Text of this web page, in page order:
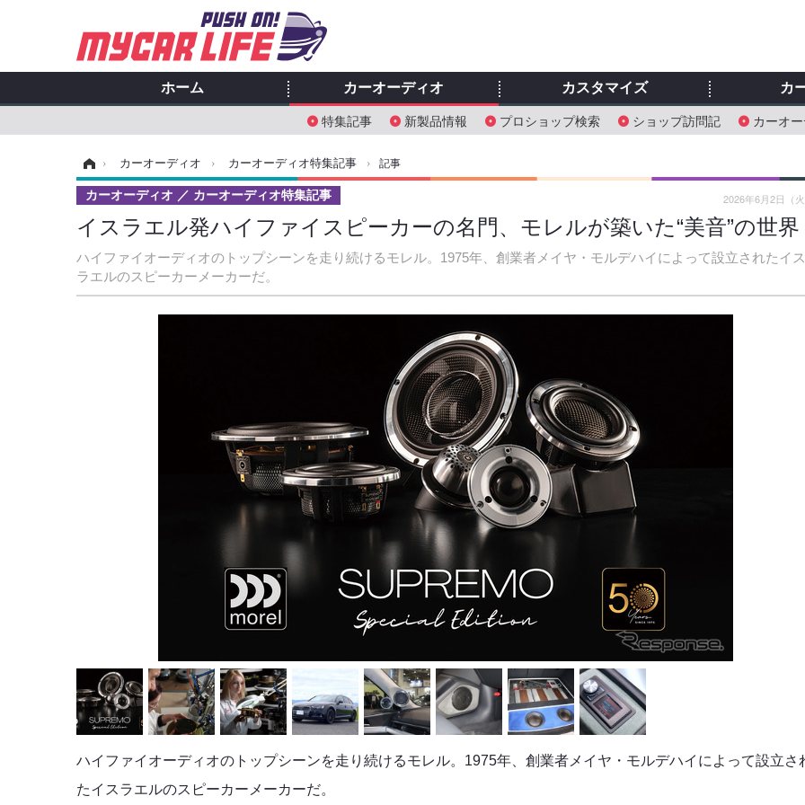
ホーム カーオーディオ
特集記事 新製品情報 プロショップ検索 ショップ訪問記 カーオ
カスタマイズ カ
› カーオーディオ › カーオーディオ特集記事 › 記事
イスラエル発ハイファイスピーカーの名門、モレルが築いた“美音”の世界
ハイファイオーディオのトップシーンを走り続けるモレル。1975年、創業者メイヤ・モルデハイによって設立されたイ
ラエルのスピーカーメーカーだ。
カーオーディオ カーオーディオ特集記事 2026年6月2日（
ハイファイオーディオのトップシーンを走り続けるモレル。1975年、創業者メイヤ・モルデハイによって設立さ
たイスラエルのスピーカーメーカーだ。